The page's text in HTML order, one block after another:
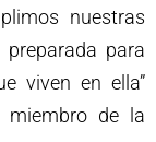
nuestras
para
viven en ella”
miembro de la